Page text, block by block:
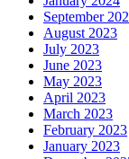
September
August 2023
July 2023
June 2023
May 2023
April 2023
March 2023
February 2023
January 2023